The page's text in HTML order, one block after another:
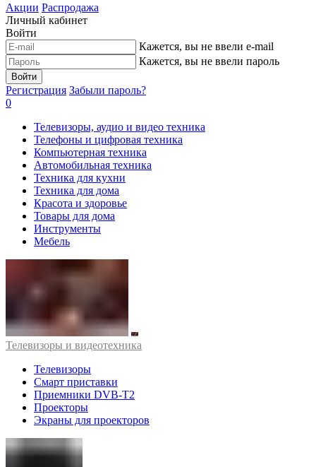
Акции Распродажа
Личный кабинет
Войти
Кажется, вы не ввели e-mail
Кажется, вы не ввели пароль
Войти
Регистрация Забыли пароль?
0
Телевизоры, аудио и видео техника
Телефоны и цифровая техника
Компьютерная техника
Автомобильная техника
Техника для кухни
Техника для дома
Красота и здоровье
Товары для дома
Инструменты
Мебель
Телевизоры и видеотехника
Телевизоры
Смарт приставки
Приемники DVB-T2
Проекторы
Экраны для проекторов